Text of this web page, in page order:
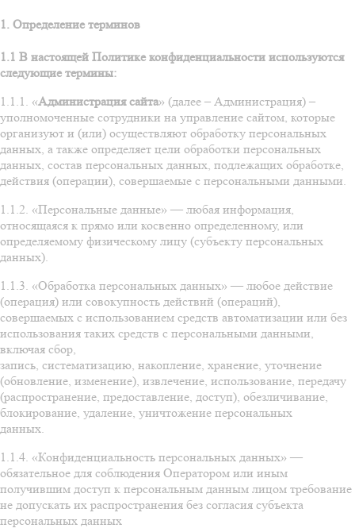
1. Определение терминов
1.1 В настоящей Политике конфиденциальности используются
следующие термины:
1.1.1. «Администрация сайта» (далее – Администрация) –
уполномоченные сотрудники на управление сайтом, которые
организуют и (или) осуществляют обработку персональных
данных, а также определяет цели обработки персональных
данных, состав персональных данных, подлежащих обработке,
действия (операции), совершаемые с персональными данными.
1.1.2. «Персональные данные» — любая информация,
относящаяся к прямо или косвенно определенному, или
определяемому физическому лицу (субъекту персональных
данных).
1.1.3. «Обработка персональных данных» — любое действие
(операция) или совокупность действий (операций),
совершаемых с использованием средств автоматизации или без
использования таких средств с персональными данными,
включая сбор,
запись, систематизацию, накопление, хранение, уточнение
(обновление, изменение), извлечение, использование, передачу
(распространение, предоставление, доступ), обезличивание,
блокирование, удаление, уничтожение персональных
данных.
1.1.4. «Конфиденциальность персональных данных» —
обязательное для соблюдения Оператором или иным
получившим доступ к персональным данным лицом требование
не допускать их распространения без согласия субъекта
персональных данных